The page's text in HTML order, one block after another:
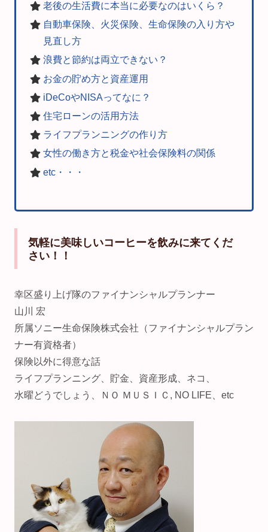
老後の生活費に本当に必要なのはいくら？
自動車保険、火災保険、生命保険の入り方や
見直し方
浪費と節約は両立できない？
お金の貯め方と資産運用
iDeCoやNISAってなに？
住宅ローンの活用方法
ライフプランニングの作り方
女性の働き方と税金や社会保険料の関係
etc・・・
気軽に美味しいコーヒーを飲みに来てくだ
さい！！
幸区盛り上げ隊のファイナンシャルプランナー
山川 宏
所属ソニー生命保険株式会社（ファイナンシャルプラン
ナー有資格者）
保険以外に得意な話
ライフプランニング、貯金、資産形成、ネコ、
水曜どうでしょう、ＮＯ ＭＵＳＩＣ, NO LIFE、etc